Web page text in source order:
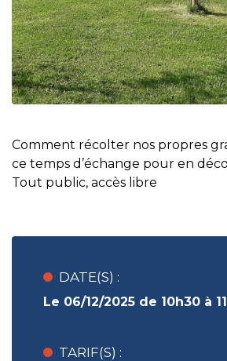
Comment récolter nos propres
ce temps d’échange pour en
Tout public, accès libre
DATE(S) :
Le 06/12/2025 de 10h30 à
TARIF(S) :